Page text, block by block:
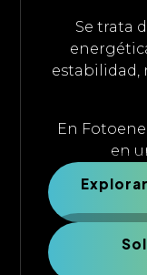
Se trata
estabilidad,
En
en